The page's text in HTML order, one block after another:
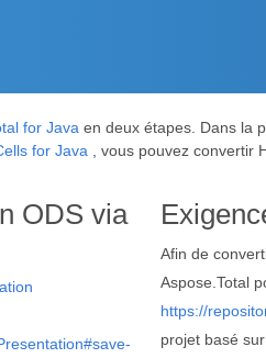
for Java en deux étapes. Dans la
for Java , vous pouvez convertir
ODS via
Afin de
Aspose.Total
https://
projet basé